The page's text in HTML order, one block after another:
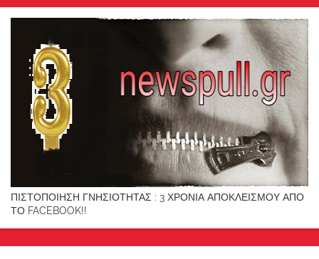
ΠΙΣΤΟΠΟΙΗΣΗ ΓΝΗΣΙΟΤΗΤΑΣ : 3 ΧΡΟΝΙΑ ΑΠΟΚΛΕΙΣΜΟΥ ΑΠΟ
ΤΟ FACEBOOK!!